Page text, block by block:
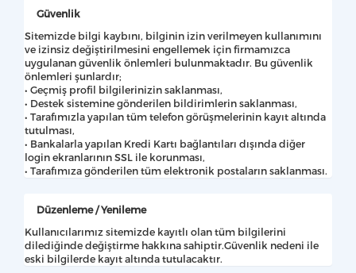
Güvenlik
Sitemizde bilgi kaybını, bilginin izin verilmeyen kullanımını
ve izinsiz değiştirilmesini engellemek için firmamızca
uygulanan güvenlik önlemleri bulunmaktadır. Bu güvenlik
önlemleri şunlardır;
• Geçmiş profil bilgilerinizin saklanması,
• Destek sistemine gönderilen bildirimlerin saklanması,
• Tarafımızla yapılan tüm telefon görüşmelerinin kayıt altında
tutulması,
• Bankalarla yapılan Kredi Kartı bağlantıları dışında diğer
login ekranlarının SSL ile korunması,
• Tarafımıza gönderilen tüm elektronik postaların saklanması.
Düzenleme / Yenileme
Kullanıcılarımız sitemizde kayıtlı olan tüm bilgilerini
dilediğinde değiştirme hakkına sahiptir.Güvenlik nedeni ile
eski bilgilerde kayıt altında tutulacaktır.